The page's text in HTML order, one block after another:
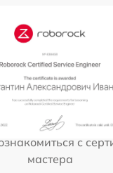
с
мастера